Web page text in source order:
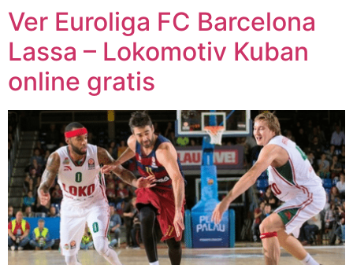
Ver Euroliga FC Barcelona
Lassa – Lokomotiv Kuban
online gratis